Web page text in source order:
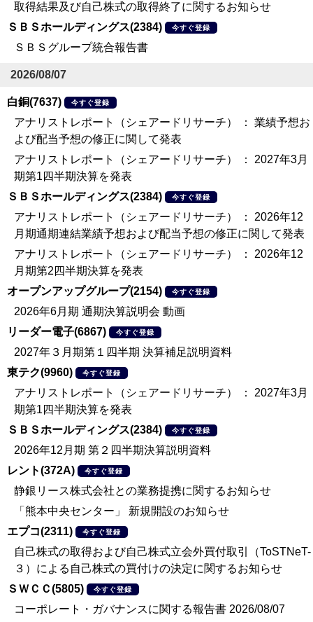
取得結果及び自己株式の取得終了に関するお知らせ
ＳＢＳホールディングス(2384)
今すぐ登録
ＳＢＳグループ統合報告書
2026/08/07
白銅(7637) 今すぐ登録
アナリストレポート（シェアードリサーチ） ： 業績予想お
よび配当予想の修正に関して発表
アナリストレポート（シェアードリサーチ） ： 2027年3月
期第1四半期決算を発表
ＳＢＳホールディングス(2384)
今すぐ登録
アナリストレポート（シェアードリサーチ） ： 2026年12
月期通期連結業績予想および配当予想の修正に関して発表
アナリストレポート（シェアードリサーチ） ： 2026年12
月期第2四半期決算を発表
オープンアップグループ(2154)
今すぐ登録
2026年6月期 通期決算説明会 動画
リーダー電子(6867)
今すぐ登録
2027年３月期第１四半期 決算補足説明資料
東テク(9960)
今すぐ登録
アナリストレポート（シェアードリサーチ） ： 2027年3月
期第1四半期決算を発表
ＳＢＳホールディングス(2384)
今すぐ登録
2026年12月期 第２四半期決算説明資料
レント(372A)
今すぐ登録
静銀リース株式会社との業務提携に関するお知らせ
「熊本中央センター」 新規開設のお知らせ
エプコ(2311)
今すぐ登録
自己株式の取得および自己株式立会外買付取引（ToSTNeT-
３）による自己株式の買付けの決定に関するお知らせ
ＳＷＣＣ(5805)
今すぐ登録
コーポレート・ガバナンスに関する報告書 2026/08/07